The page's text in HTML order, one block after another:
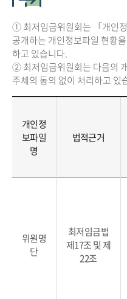
① 최저임금위원회는 「개인
공개하는 개인정보파일 현황
하고 있습니다.
② 최저임금위원회는 다음의
주체의 동의 없이 처리하고 있
개인정
보파일
명
법적근거
위원명
단
최저임금법
제17조 및 제
22조